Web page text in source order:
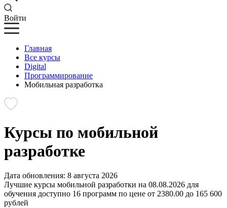
Войти
Главная
Все курсы
Digital
Программирование
Мобильная разработка
Курсы по мобильной
разработке
Дата обновления: 8 августа 2026
Лучшие курсы мобильной разработки на 08.08.2026 для
обучения доступно 16 программ по цене от 2380.00 до 165 600
рублей